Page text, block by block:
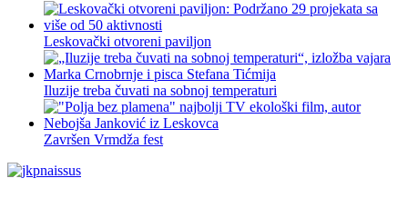
Leskovački otvoreni paviljon
Iluzije treba čuvati na sobnoj temperaturi
Završen Vrmdža fest